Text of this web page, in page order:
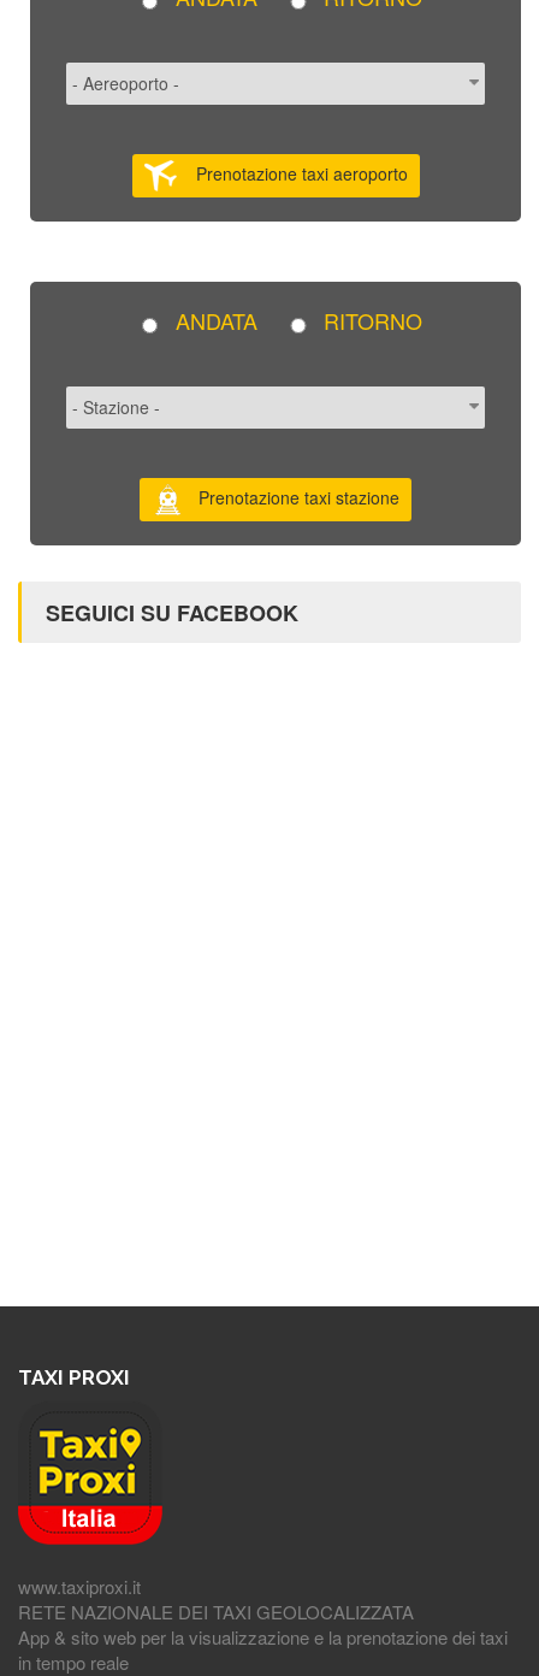
Prenotazione taxi aeroporto
ANDATA RITORNO
Prenotazione taxi stazione
SEGUICI SU FACEBOOK
TAXI PROXI
www.taxiproxi.it
RETE NAZIONALE DEI TAXI GEOLOCALIZZATA
App & sito web per la visualizzazione e la prenotazione dei taxi
in tempo reale